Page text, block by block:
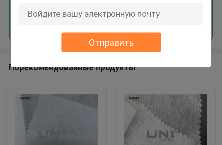
Отправить
Продолжать
Порекомендованные продукты